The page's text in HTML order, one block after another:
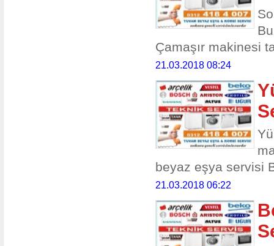
Çamaşır makinesi
21.03.2018 08:24
beyaz eşya servisi
21.03.2018 06:22